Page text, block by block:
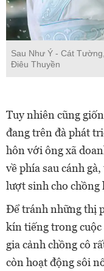
Sau Như Ý - Cát
Điêu Thuyền
Tuy nhiên cũng
đang trên đà phát
hôn với ông xã
về phía sau cánh
lượt sinh cho chồng
Để tránh những thị
kín tiếng trong cuộc
gia cảnh chồng cô
còn hoạt động sôi